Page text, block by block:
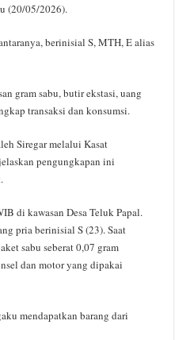
(20/05/2026).
berinisial S, MTH, E alias
gram sabu, butir ekstasi, uang
transaksi dan konsumsi.
Siregar melalui Kasat
pengungkapan ini
di kawasan Desa Teluk Papal.
pria berinisial S (23). Saat
sabu seberat 0,07 gram
dan motor yang dipakai
mendapatkan barang dari